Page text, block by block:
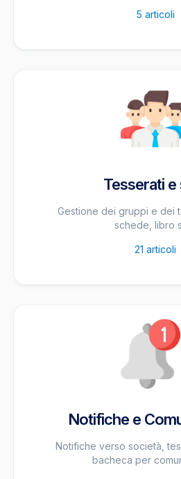
5 articoli
Tesserati e
Gestione dei gruppi e dei
schede, libro
21 articoli
Notifiche e
Notifiche verso società,
bacheca per